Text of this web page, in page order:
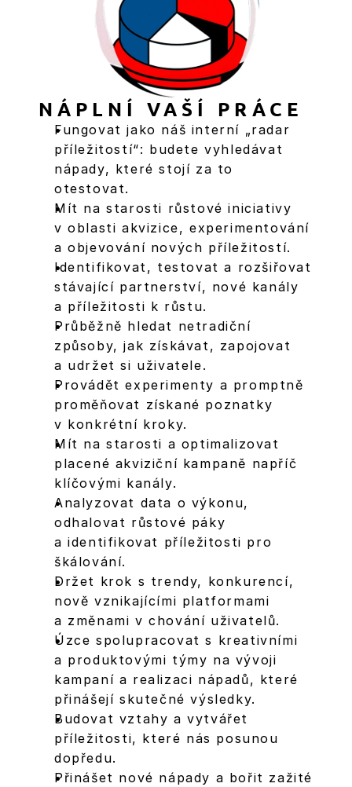
NÁPLNÍ VAŠÍ PRÁCE
Fungovat jako náš interní „radar
příležitostí“: budete vyhledávat
nápady, které stojí za to
otestovat.
Mít na starosti růstové iniciativy
v oblasti akvizice, experimentování
a objevování nových příležitostí.
Identifikovat, testovat a rozšiřovat
stávající partnerství, nové kanály
a příležitosti k růstu.
Průběžně hledat netradiční
způsoby, jak získávat, zapojovat
a udržet si uživatele.
Provádět experimenty a promptně
proměňovat získané poznatky
v konkrétní kroky.
Mít na starosti a optimalizovat
placené akviziční kampaně napříč
klíčovými kanály.
Analyzovat data o výkonu,
odhalovat růstové páky
a identifikovat příležitosti pro
škálování.
Držet krok s trendy, konkurencí,
nově vznikajícími platformami
a změnami v chování uživatelů.
Úzce spolupracovat s kreativními
a produktovými týmy na vývoji
kampaní a realizaci nápadů, které
přinášejí skutečné výsledky.
Budovat vztahy a vytvářet
příležitosti, které nás posunou
dopředu.
Přinášet nové nápady a bořit zažité